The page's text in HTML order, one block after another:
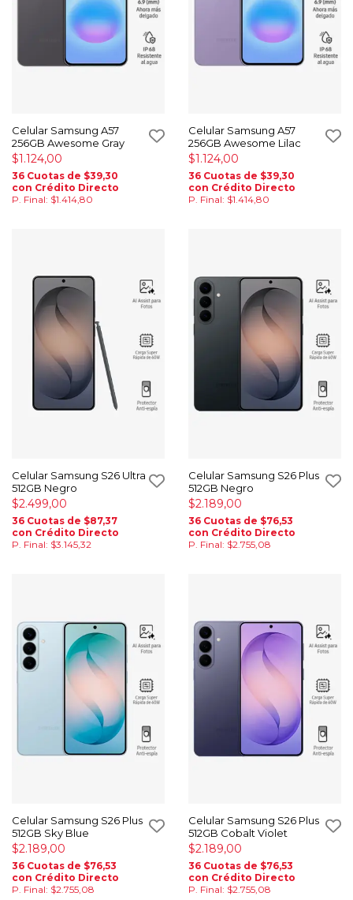
Celular Samsung A57
256GB Awesome Gray
$1.124,00
36 Cuotas de $39,30
con Crédito Directo
P. Final: $1.414,80
Celular Samsung A57
256GB Awesome Lilac
$1.124,00
36 Cuotas de $39,30
con Crédito Directo
P. Final: $1.414,80
Celular Samsung S26 Ultra
512GB Negro
$2.499,00
36 Cuotas de $87,37
con Crédito Directo
P. Final: $3.145,32
Celular Samsung S26 Plus
512GB Negro
$2.189,00
36 Cuotas de $76,53
con Crédito Directo
P. Final: $2.755,08
Celular Samsung S26 Plus
512GB Sky Blue
$2.189,00
36 Cuotas de $76,53
con Crédito Directo
P. Final: $2.755,08
Celular Samsung S26 Plus
512GB Cobalt Violet
$2.189,00
36 Cuotas de $76,53
con Crédito Directo
P. Final: $2.755,08